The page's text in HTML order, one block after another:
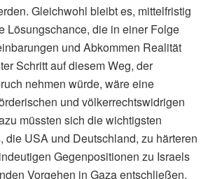
Gleichwohl bleibt es, mittelfristig
Lösungschance, die in einer Folge
und Abkommen Realität
Schritt auf diesem Weg, der
nehmen würde, wäre eine
und völkerrechtswidrigen
müssten sich die wichtigsten
die USA und Deutschland, zu härteren
Gegenpositionen zu Israels
Vorgehen in Gaza entschließen.